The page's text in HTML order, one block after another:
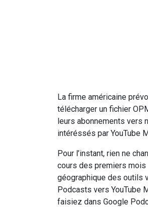
La firme américaine
télécharger un fichier
leurs abonnements vers
intéréssés par YouTube
Pour l’instant, rien ne
cours des premiers mois
géographique des outils
Podcasts vers YouTube
faisiez dans Google